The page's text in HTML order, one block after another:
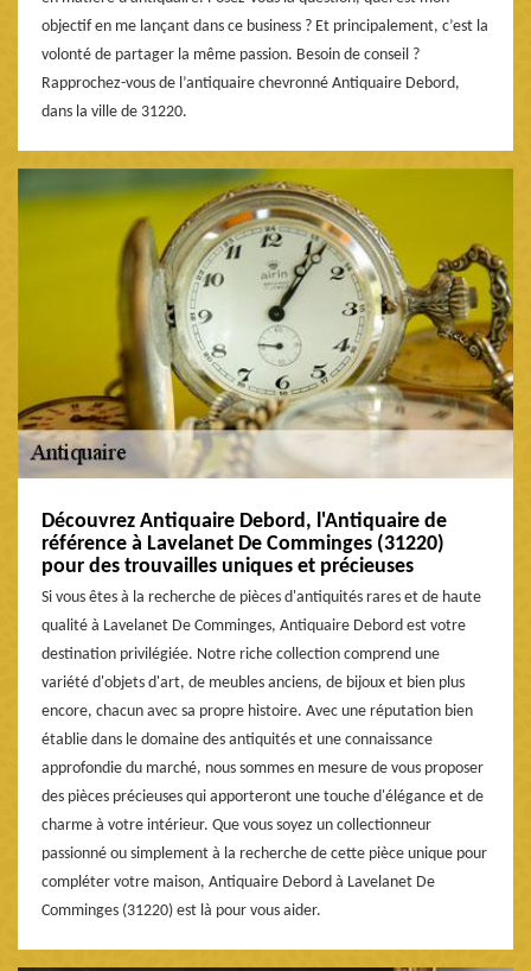
objectif en me lançant dans ce business ? Et principalement, c’est la
volonté de partager la même passion. Besoin de conseil ?
Rapprochez-vous de l’antiquaire chevronné Antiquaire Debord,
dans la ville de 31220.
Découvrez Antiquaire Debord, l'Antiquaire de
référence à Lavelanet De Comminges (31220)
pour des trouvailles uniques et précieuses
Si vous êtes à la recherche de pièces d'antiquités rares et de haute
qualité à Lavelanet De Comminges, Antiquaire Debord est votre
destination privilégiée. Notre riche collection comprend une
variété d'objets d'art, de meubles anciens, de bijoux et bien plus
encore, chacun avec sa propre histoire. Avec une réputation bien
établie dans le domaine des antiquités et une connaissance
approfondie du marché, nous sommes en mesure de vous proposer
des pièces précieuses qui apporteront une touche d'élégance et de
charme à votre intérieur. Que vous soyez un collectionneur
passionné ou simplement à la recherche de cette pièce unique pour
compléter votre maison, Antiquaire Debord à Lavelanet De
Comminges (31220) est là pour vous aider.